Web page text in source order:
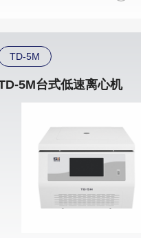
TD-5M
5M台式低速离心机